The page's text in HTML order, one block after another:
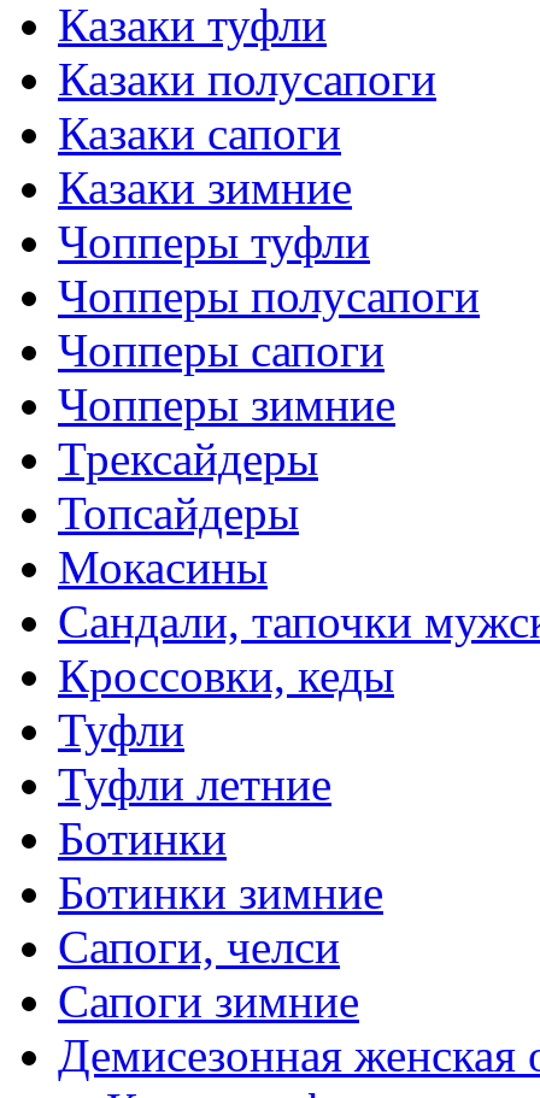
Казаки туфли
Казаки полусапоги
Казаки сапоги
Казаки зимние
Чопперы туфли
Чопперы полусапоги
Чопперы сапоги
Чопперы зимние
Трексайдеры
Топсайдеры
Мокасины
Сандали, тапочки
Кроссовки, кеды
Туфли
Туфли летние
Ботинки
Ботинки зимние
Сапоги, челси
Сапоги зимние
Демисезонная женская